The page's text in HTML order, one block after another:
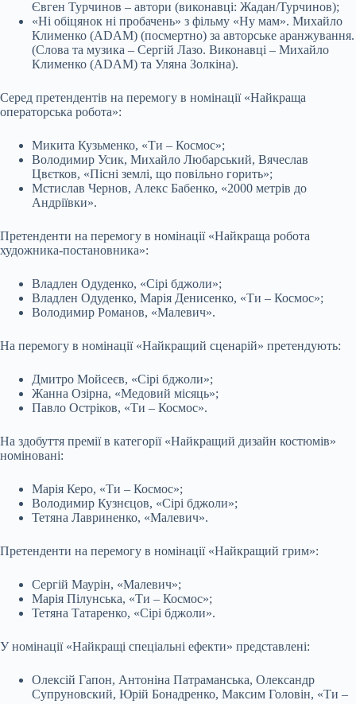
Євген Турчинов – автори (виконавці: Жадан/Турчинов);
«Ні обіцянок ні пробачень» з фільму «Ну мам». Михайло
Клименко (ADAM) (посмертно) за авторське аранжування.
(Слова та музика – Сергій Лазо. Виконавці – Михайло
Клименко (ADAM) та Уляна Золкіна).
Серед претендентів на перемогу в номінації «Найкраща
операторська робота»:
Микита Кузьменко, «Ти – Космос»;
Володимир Усик, Михайло Любарський, Вячеслав
Цвєтков, «Пісні землі, що повільно горить»;
Мстислав Чернов, Алекс Бабенко, «2000 метрів до
Андріївки».
Претенденти на перемогу в номінації «Найкраща робота
художника-постановника»:
Владлен Одуденко, «Сірі бджоли»;
Владлен Одуденко, Марія Денисенко, «Ти – Космос»;
Володимир Романов, «Малевич».
На перемогу в номінації «Найкращий сценарій» претендують:
Дмитро Мойсеєв, «Сірі бджоли»;
Жанна Озірна, «Медовий місяць»;
Павло Остріков, «Ти – Космос».
На здобуття премії в категорії «Найкращий дизайн костюмів»
номіновані:
Марія Керо, «Ти – Космос»;
Володимир Кузнєцов, «Сірі бджоли»;
Тетяна Лавриненко, «Малевич».
Претенденти на перемогу в номінації «Найкращий грим»:
Сергій Маурін, «Малевич»;
Марія Пілунська, «Ти – Космос»;
Тетяна Татаренко, «Сірі бджоли».
У номінації «Найкращі спеціальні ефекти» представлені:
Олексій Гапон, Антоніна Патраманська, Олександр
Супруновский, Юрій Бонадренко, Максим Головін, «Ти –